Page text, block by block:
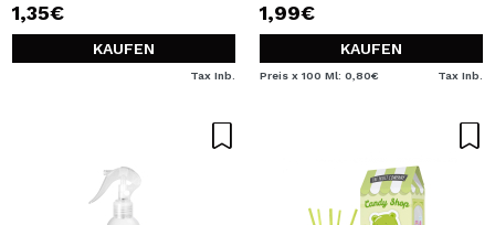
1,35€
KAUFEN
Tax Inb.
1,99€
KAUFEN
Preis x 100 Ml: 0,80€ Tax Inb.